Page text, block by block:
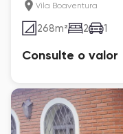
Vila Boaventura
268m² 2 1
Consulte o valor